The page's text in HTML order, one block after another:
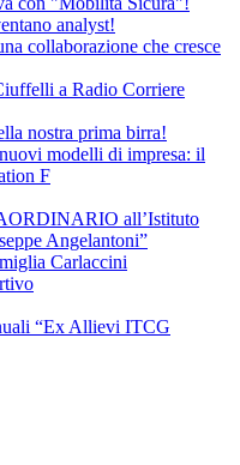
analyst!
collaborazione che cresce
a Radio Corriere
nostra prima birra!
modelli di impresa: il
F
all’Istituto
Angelantoni”
Carlaccini
“Ex Allievi ITCG